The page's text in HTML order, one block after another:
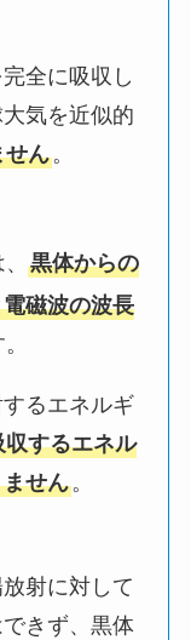
全に吸収し
気を近似的
せん。
、黒体からの
磁波の波長
るエネルギ
収するエネル
せん。
射に対して
きず、黒体